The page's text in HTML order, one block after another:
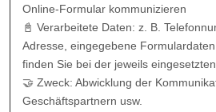
Online-Formular kommunizieren
📓 Verarbeitete Daten: z. B.
Adresse, eingegebene
finden Sie bei der jeweils
🤝 Zweck: Abwicklung der
Geschäftspartnern usw.